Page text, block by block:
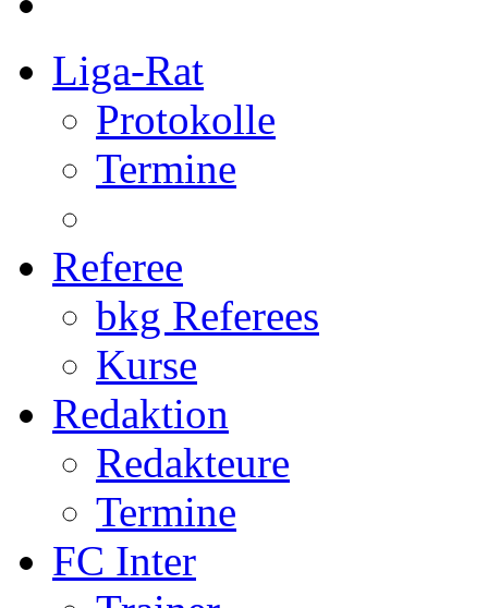
Liga-Rat
Protokolle
Termine
Referee
bkg Referees
Kurse
Redaktion
Redakteure
Termine
FC Inter